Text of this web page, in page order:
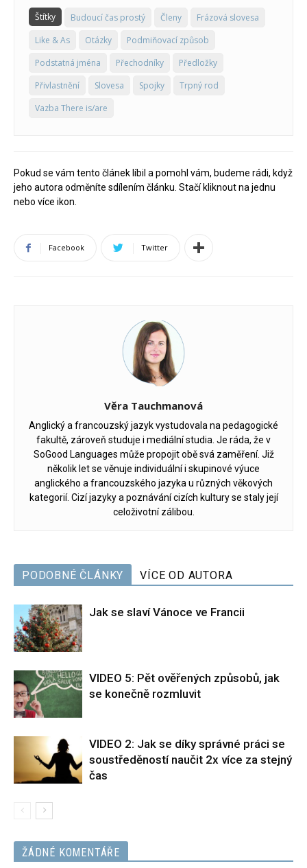
Štítky Budoucí čas prostý Členy
Frázová slovesa
Like & As
Otázky
Podmiňovací způsob
Podstatná jména
Přechodníky
Předložky
Přivlastnění
Slovesa Spojky
Trpný rod
Vazba There is/are
Pokud se vám tento článek líbil a pomohl vám, budeme rádi, když
jeho autora odměníte sdílením článku. Stačí kliknout na jednu
nebo více ikon.
Facebook Twitter
Věra Tauchmanová
Anglický a francouzský jazyk vystudovala na pedagogické
fakultě, zároveň studuje i mediální studia. Je ráda, že v
SoGood Languages může propojit obě svá zaměření. Již
několik let se věnuje individuální i skupinové výuce
anglického a francouzského jazyka u různých věkových
kategorií. Cizí jazyky a poznávání cizích kultury se staly její
celoživotní zálibou.
PODOBNÉ ČLÁNKY VÍCE OD AUTORA
Jak se slaví Vánoce ve Francii
VIDEO 5: Pět ověřených způsobů, jak
se konečně rozmluvit
VIDEO 2: Jak se díky správné práci se
soustředěností naučit 2x více za stejný
čas
ŽÁDNÉ KOMENTÁŘE